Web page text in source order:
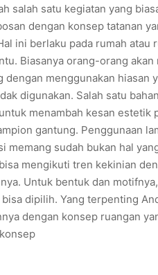
salah satu kegiatan yang
dengan konsep tatanan
ini berlaku pada rumah atau
Biasanya orang-orang akan
dengan menggunakan hiasan
digunakan. Salah satu
menambah kesan estetik
gantung. Penggunaan
memang sudah bukan hal
mengikuti tren kekinian
Untuk bentuk dan
dipilih. Yang terpenting
dengan konsep ruangan